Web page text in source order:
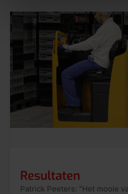
Resultaten
Patrick Peeters: "Het mooie